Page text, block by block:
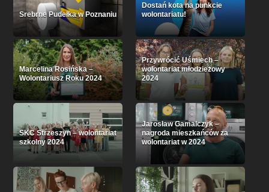
Srebrne Pudełka w Poznaniu
Dostań kota na punkcie
wolontariatu!
Marcelina Rosińska –
Wolontariusz Roku 2024
Przywrócić Uśmiech –
wolontariat młodzieżowy
2024
SKC Strzeszyn – wolontariat
szkolny 2024
Jarosław Gamalczyk –
nagroda mieszkańców za
wolontariat w 2024